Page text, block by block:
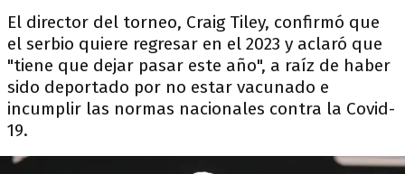
El director del torneo, Craig Tiley, confirmó que
el serbio quiere regresar en el 2023 y aclaró que
"tiene que dejar pasar este año", a raíz de haber
sido deportado por no estar vacunado e
incumplir las normas nacionales contra la Covid-
19.